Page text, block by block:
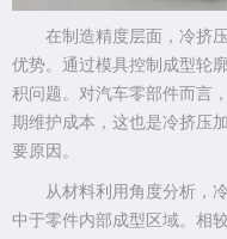
在制造精度层面，冷挤
优势。通过模具控制成型轮
积问题。对汽车零部件而言
期维护成本，这也是冷挤压
要原因。
从材料利用角度分析，
中于零件内部成型区域。相